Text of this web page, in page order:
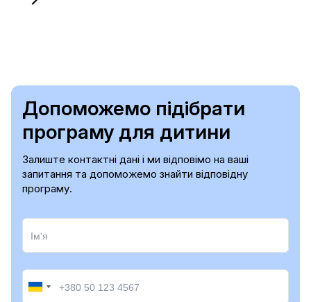
Допоможемо підібрати
програму для дитини
Залиште контактні дані і ми відповімо на ваші
запитання та допоможемо знайти відповідну
програму.